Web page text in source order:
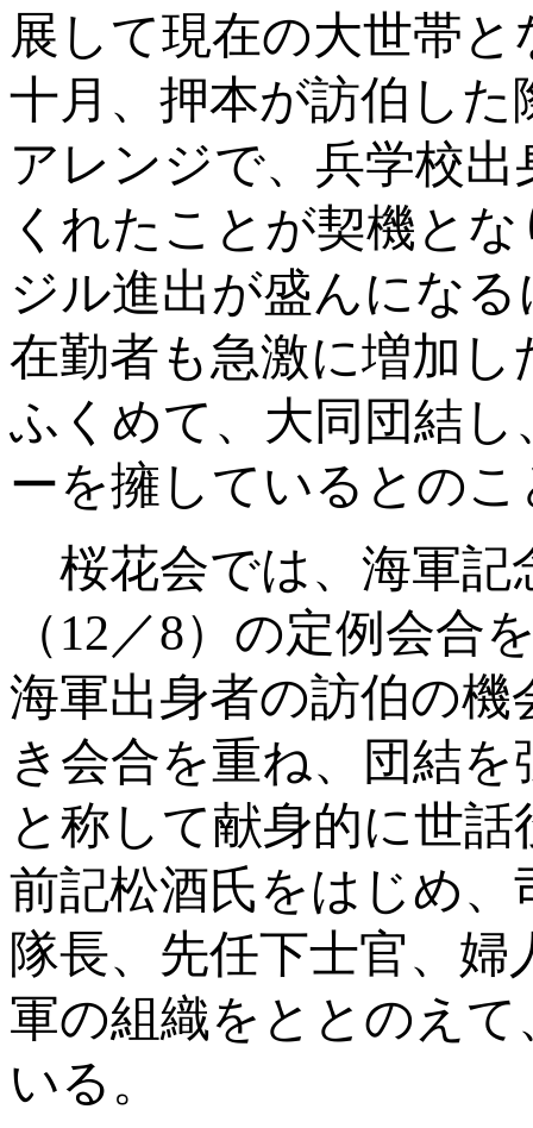
展して現在の大世帯
十月、押本が訪伯し
アレンジで、兵学校
くれたことが契機と
ジル進出が盛んにな
在勤者も急激に増加
ふくめて、大同団結
ーを擁しているとの
桜花会では、海軍記
（12 ／8）の定例会合
海軍出身者の訪伯の
き会合を重ね、団結
と称して献身的に世
前記松酒氏をはじめ
隊長、先任下士官、
軍の組織をととのえ
いる。